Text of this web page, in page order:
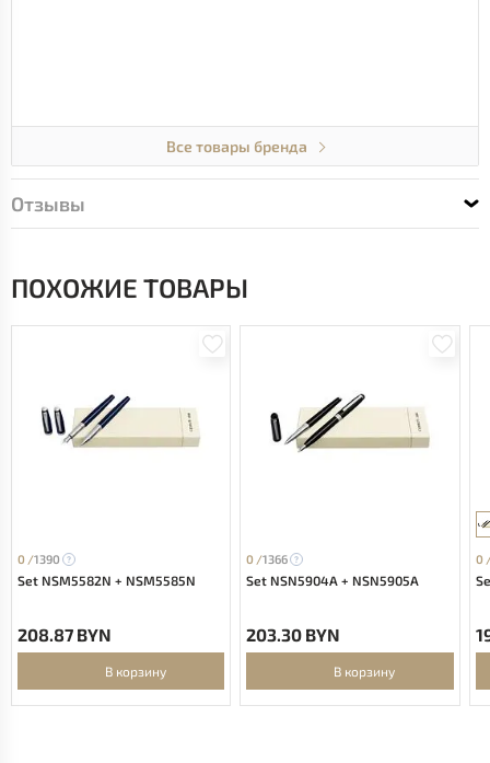
Все товары бренда
Отзывы
ПОХОЖИЕ ТОВАРЫ
0 /1390
Set NSM5582N + NSM5585N
208.87 BYN
В корзину
0 /1366
Set NSN5904A + NSN5905A
203.30 BYN
В корзину
0